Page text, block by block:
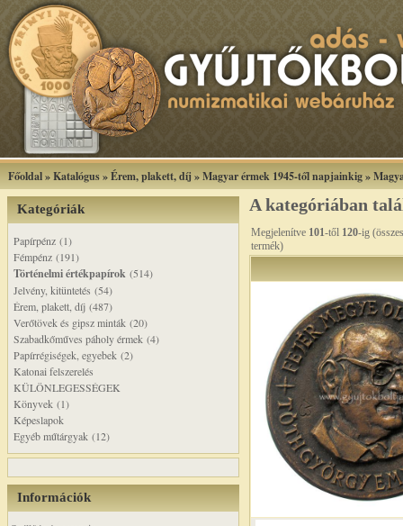
Főoldal»Katalógus»Érem, plakett, díj »Magyar érmek 1945-től napjainkig»
Kategóriák
Papírpénz (1)
Fémpénz (191)
Történelmi értékpapírok (514)
Jelvény, kitüntetés (54)
Érem, plakett, díj (487)
Verőtövek és gipsz minták (20)
Szabadkőműves páholy érmek (4)
Papírrégiségek, egyebek (2)
Katonai felszerelés
KÜLÖNLEGESSÉGEK
Könyvek (1)
Képeslapok
Egyéb műtárgyak (12)
Információk
A kategóriában
Megjelenítve 101-től 120-ig
termék)